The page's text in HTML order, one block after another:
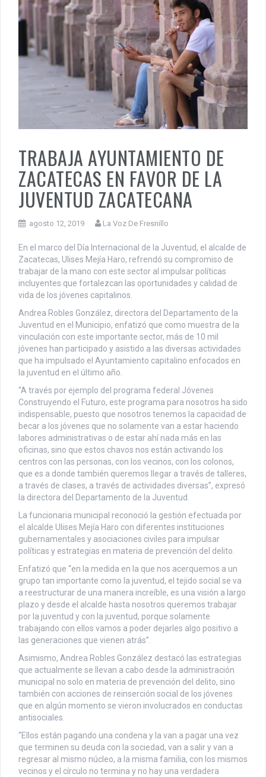
TRABAJA AYUNTAMIENTO DE
ZACATECAS EN FAVOR DE LA
JUVENTUD ZACATECANA
agosto 12, 2019 La Voz De Fresnillo
En el marco del Día Internacional de la Juventud, el alcalde de
Zacatecas, Ulises Mejía Haro, refrendó su compromiso de
trabajar de la mano con este sector al impulsar políticas
incluyentes que fortalezcan las oportunidades y calidad de
vida de los jóvenes capitalinos.
Andrea Robles González, directora del Departamento de la
Juventud en el Municipio, enfatizó que como muestra de la
vinculación con este importante sector, más de 10 mil
jóvenes han participado y asistido a las diversas actividades
que ha impulsado el Ayuntamiento capitalino enfocados en
la juventud en el último año.
“A través por ejemplo del programa federal Jóvenes
Construyendo el Futuro, este programa para nosotros ha sido
indispensable, puesto que nosotros tenemos la capacidad de
becar a los jóvenes que no solamente van a estar haciendo
labores administrativas o de estar ahí nada más en las
oficinas, sino que estos chavos nos están activando los
centros con las personas, con los vecinos, con los colonos,
que es a donde también queremos llegar a través de talleres,
a través de clases, a través de actividades diversas”, expresó
la directora del Departamento de la Juventud.
La funcionaria municipal reconoció la gestión efectuada por
el alcalde Ulises Mejía Haro con diferentes instituciones
gubernamentales y asociaciones civiles para impulsar
políticas y estrategias en materia de prevención del delito.
Enfatizó que “en la medida en la que nos acerquemos a un
grupo tan importante como la juventud, el tejido social se va
a reestructurar de una manera increíble, es una visión a largo
plazo y desde el alcalde hasta nosotros queremos trabajar
por la juventud y con la juventud, porque solamente
trabajando con ellos vamos a poder dejarles algo positivo a
las generaciones que vienen atrás”.
Asimismo, Andrea Robles González destacó las estrategias
que actualmente se llevan a cabo desde la administración
municipal no solo en materia de prevención del delito, sino
también con acciones de reinserción social de los jóvenes
que en algún momento se vieron involucrados en conductas
antisociales.
“Ellos están pagando una condena y la van a pagar una vez
que terminen su deuda con la sociedad, van a salir y van a
regresar al mismo núcleo, a la misma familia, con los mismos
vecinos y el círculo no termina y no hay una verdadera